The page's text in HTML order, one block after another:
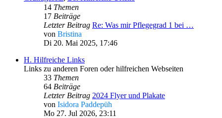
14 Themen
17 Beiträge
Letzter Beitrag Re: Was mir Pflegegrad 1 bei …
von Bristina
Di 20. Mai 2025, 17:46
H. Hilfreiche Links
Links zu anderen Foren oder hilfreichen Webseiten
33 Themen
64 Beiträge
Letzter Beitrag 2024 Flyer und Plakate
von Isidora Paddepüh
Mo 27. Jul 2026, 23:11